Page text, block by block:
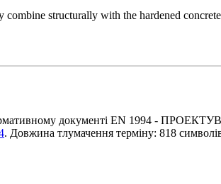
structurally with the hardened
документі EN 1994 -
. Довжина тлумачення терміну: 818